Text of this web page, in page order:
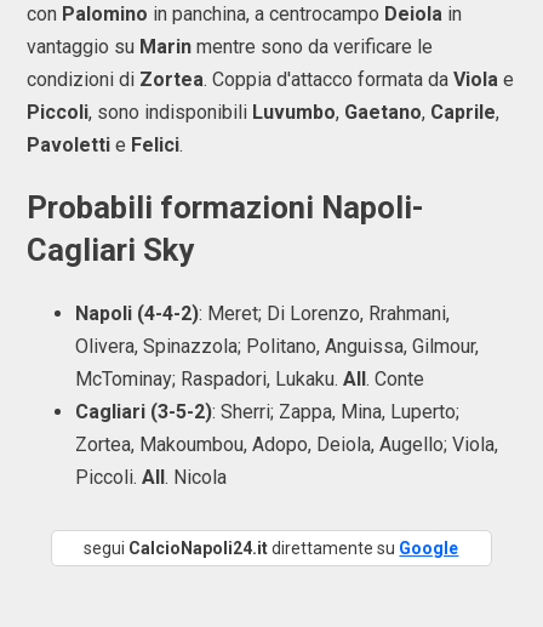
con Palomino in panchina, a centrocampo Deiola in
vantaggio su Marin mentre sono da verificare le
condizioni di Zortea. Coppia d'attacco formata da Viola e
Piccoli, sono indisponibili Luvumbo, Gaetano, Caprile,
Pavoletti e Felici.
Probabili formazioni Napoli-
Cagliari Sky
Napoli (4-4-2): Meret; Di Lorenzo, Rrahmani,
Olivera, Spinazzola; Politano, Anguissa, Gilmour,
McTominay; Raspadori, Lukaku. All . Conte
Cagliari (3-5-2): Sherri; Zappa, Mina, Luperto;
Zortea, Makoumbou, Adopo, Deiola, Augello; Viola,
Piccoli. All . Nicola
segui CalcioNapoli24.itdirettamente su Google